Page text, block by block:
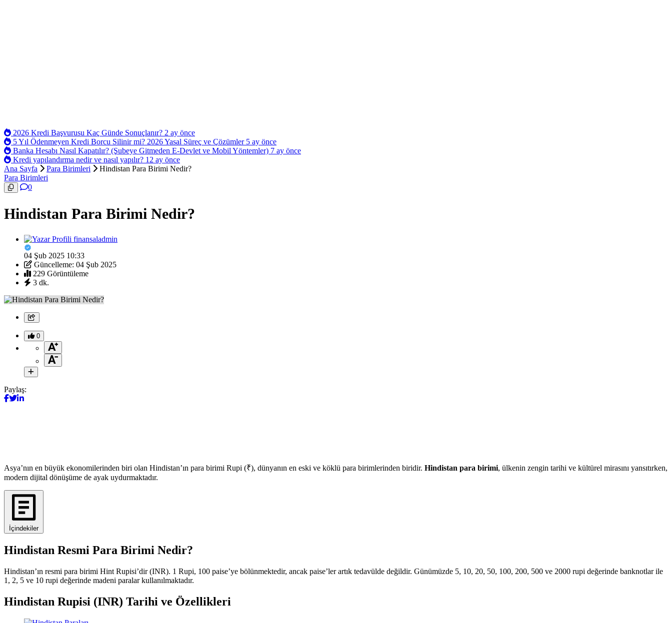
2026 Kredi Başvurusu Kaç Günde Sonuçlanır? 2 ay önce
5 Yıl Ödenmeyen Kredi Borcu Silinir mi? 2026 Yasal Süreç ve Çözümler 5 ay önce
Banka Hesabı Nasıl Kapatılır? (Şubeye Gitmeden E-Devlet ve Mobil Yöntemler) 7 ay önce
Kredi yapılandırma nedir ve nasıl yapılır? 12 ay önce
Ana Sayfa
Para Birimleri
Hindistan Para Birimi Nedir?
Para Birimleri
0
Hindistan Para Birimi Nedir?
finansaladmin
04 Şub 2025 10:33
Güncelleme: 04 Şub 2025
229 Görüntüleme
3 dk.
0
Paylaş:
Asya’nın en büyük ekonomilerinden biri olan Hindistan’ın para birimi Rupi (₹), dünyanın en eski ve köklü para birimlerinden biridir. Hindistan para birimi, ülkenin zengin tarihi ve kültürel mirasını yansıtırken,
modern dijital dönüşüme de ayak uydurmaktadır.
İçindekiler
Hindistan Resmi Para Birimi Nedir?
Hindistan’ın resmi para birimi Hint Rupisi’dir (INR). 1 Rupi, 100 paise’ye bölünmektedir, ancak paise’ler artık tedavülde değildir. Günümüzde 5, 10, 20, 50, 100, 200, 500 ve 2000 rupi değerinde banknotlar ile
1, 2, 5 ve 10 rupi değerinde madeni paralar kullanılmaktadır.
Hindistan Rupisi (INR) Tarihi ve Özellikleri